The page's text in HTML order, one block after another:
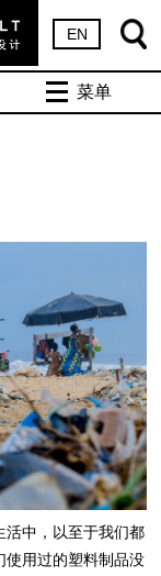
EN
菜单
活中，以至于我们都
使用过的塑料制品没